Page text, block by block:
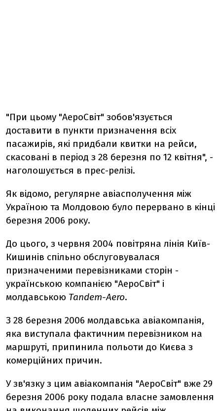
"При цьому "АероСвіт" зобов'язується
доставити в пункти призначення всіх
пасажирів, які придбали квитки на рейси,
скасовані в період з 28 березня по 12 квітня", -
наголошується в прес-релізі.
Як відомо, регулярне авіасполучення між
Україною та Молдовою було перервано в кінці
березня 2006 року.
До цього, з червня 2004 повітряна лінія Київ-
Кишинів спільно обслуговувалася
призначеними перевізниками сторін -
українською компанією "АероСвіт" і
молдавською Tandem-Aero.
З 28 березня 2006 молдавська авіакомпанія,
яка виступала фактичним перевізником на
маршруті, припинила польоти до Києва з
комерційних причин.
У зв'язку з цим авіакомпанія "АероСвіт" вже 29
березня 2006 року подала власне замовлення